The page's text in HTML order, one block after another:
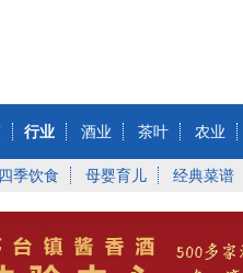
行业 酒业 茶叶 农业
四季饮食 母婴育儿 经典菜谱